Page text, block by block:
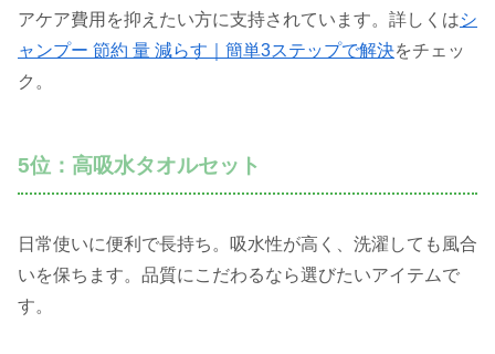
アケア費用を抑えたい方に支持されています。詳しくはシ
ャンプー 節約 量 減らす｜簡単3ステップで解決をチェッ
ク。
5位：高吸水タオルセット
日常使いに便利で長持ち。吸水性が高く、洗濯しても風合
いを保ちます。品質にこだわるなら選びたいアイテムで
す。